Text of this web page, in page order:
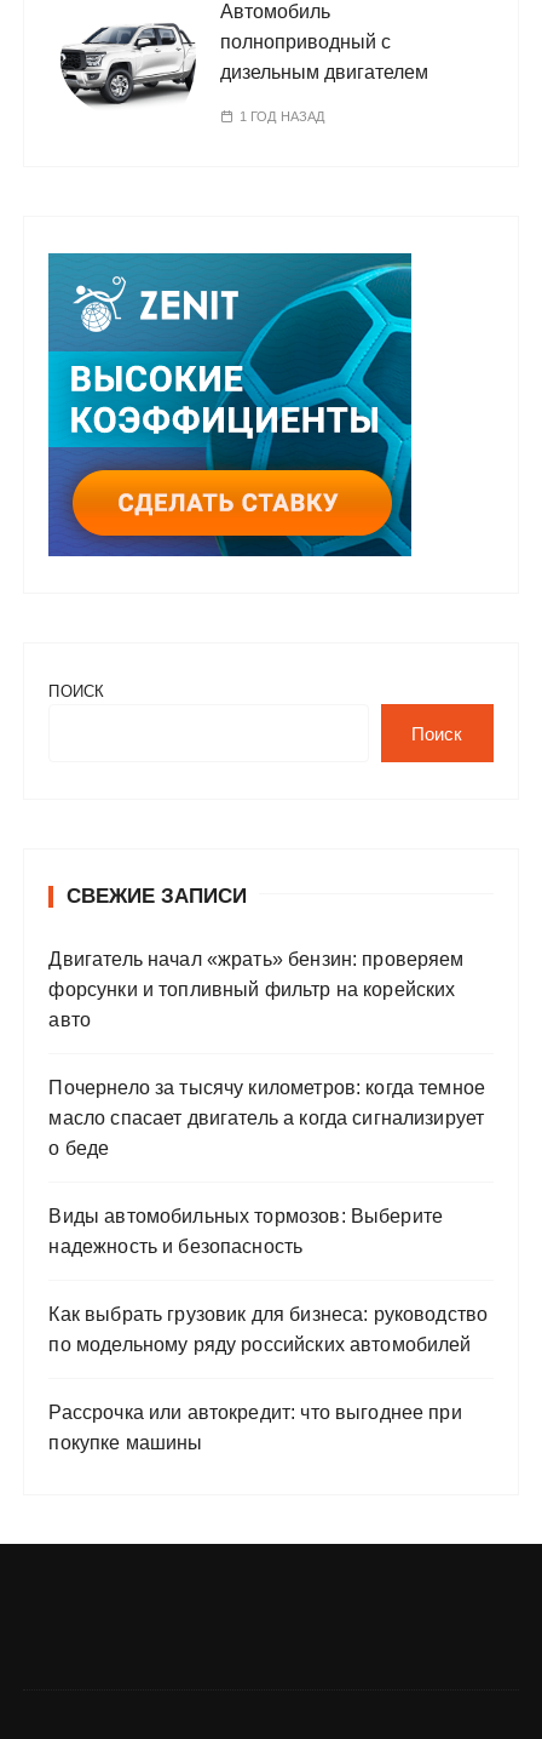
Автомобиль
полноприводный с
дизельным двигателем
1 ГОД НАЗАД
ПОИСК
Поиск
СВЕЖИЕ ЗАПИСИ
Двигатель начал «жрать» бензин: проверяем
форсунки и топливный фильтр на корейских
авто
Почернело за тысячу километров: когда темное
масло спасает двигатель а когда сигнализирует
о беде
Виды автомобильных тормозов: Выберите
надежность и безопасность
Как выбрать грузовик для бизнеса: руководство
по модельному ряду российских автомобилей
Рассрочка или автокредит: что выгоднее при
покупке машины